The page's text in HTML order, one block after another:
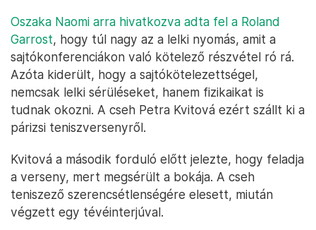
Oszaka Naomi arra hivatkozva adta fel a Roland
Garrost, hogy túl nagy az a lelki nyomás, amit a
sajtókonferenciákon való kötelező részvétel ró rá.
Azóta kiderült, hogy a sajtókötelezettségel,
nemcsak lelki sérüléseket, hanem fizikaikat is
tudnak okozni. A cseh Petra Kvitová ezért szállt ki a
párizsi teniszversenyről.
Kvitová a második forduló előtt jelezte, hogy feladja
a verseny, mert megsérült a bokája. A cseh
teniszező szerencsétlenségére elesett, miután
végzett egy tévéinterjúval.